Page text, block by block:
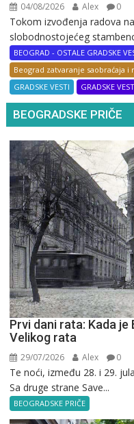
04/08/2026 Alex 0
Tokom izvođenja radova
slobodnostojećeg
BEOGRAD - OSTALE GRADSKE
Beograd zatvaranje saobraćaja i
GRADSKE VESTI
GRADSKE
BEOGRADSKE PRIČE
Prvi dani rata: Kada
Velikog rata
29/07/2026 Alex 0
Te noći, između 28. i 29.
Sa druge strane Save...
BEOGRADSKE PRIČE